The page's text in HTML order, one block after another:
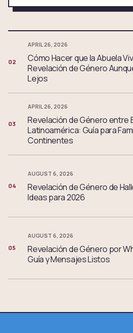
02
APRIL 26, 2026
Cómo Hacer que la Abuela
Revelación de Género
Lejos
03
APRIL 26, 2026
Revelación de Género entre
Latinoamérica: Guía para
Continentes
04
AUGUST 6, 2026
Revelación de Género de
Ideas para 2026
05
AUGUST 6, 2026
Revelación de Género por
Guía y Mensajes Listos